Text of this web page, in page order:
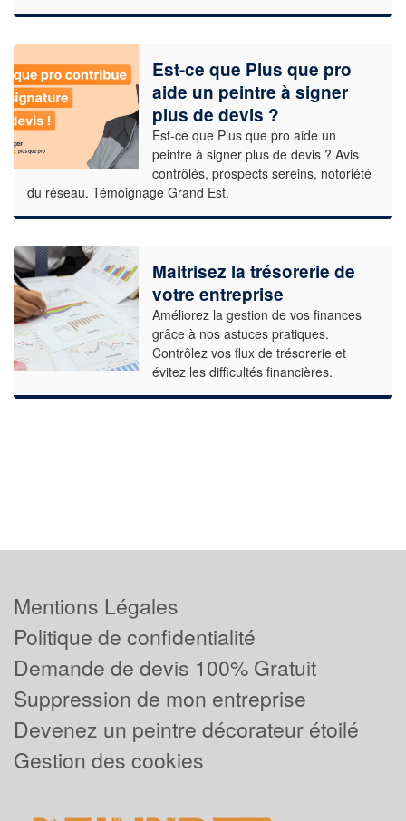
Est-ce que Plus que pro
aide un peintre à signer
plus de devis ?
Est-ce que Plus que pro aide un
peintre à signer plus de devis ? Avis
contrôlés, prospects sereins, notoriété
du réseau. Témoignage Grand Est.
Maitrisez la trésorerie de
votre entreprise
Améliorez la gestion de vos finances
grâce à nos astuces pratiques.
Contrôlez vos flux de trésorerie et
évitez les difficultés financières.
Mentions Légales
Politique de confidentialité
Demande de devis 100% Gratuit
Suppression de mon entreprise
Devenez un peintre décorateur étoilé
Gestion des cookies